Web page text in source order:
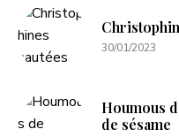
30/01/2023
Houmous
de sésame